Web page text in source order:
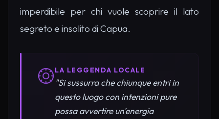
imperdibile per chi vuole scoprire il lato
segreto e insolito di Capua.
LA LEGGENDA LOCALE
"Si sussurra che chiunque entri in
questo luogo con intenzioni pure
possa avvertire un'energia